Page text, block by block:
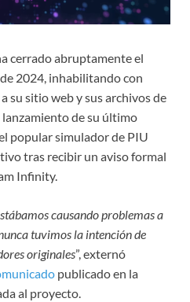
cerrado abruptamente el
2024, inhabilitando con
su sitio web y sus archivos de
lanzamiento de su último
popular simulador de PIU
tras recibir un aviso formal
Infinity.
causando problemas a
tuvimos la intención de
originales”, externó
publicado en la
al proyecto.